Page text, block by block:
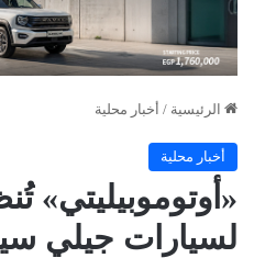
الرئيسية / أخبار محلية
أخبار محلية
«أوتوموبيليتي»
لسيارات جيلي